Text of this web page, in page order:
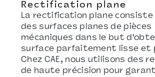
Rectification plane
La rectification plane
des surfaces planes de pièces
mécaniques dans le but
surface parfaitement lisse et
Chez CAE, nous utilisons des
de haute précision pour